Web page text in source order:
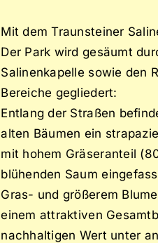
Mit dem Traunsteiner
Der Park wird gesäumt
Salinenkapelle sowie den
Bereiche gegliedert:
Entlang der Straßen
alten Bäumen ein
mit hohem Gräseranteil
blühenden Saum
Gras- und größerem
einem attraktiven
nachhaltigen Wert unter